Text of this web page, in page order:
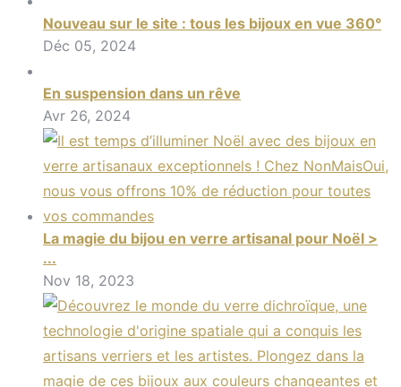
Nouveau sur le site : tous les bijoux en vue 360°
Déc 05, 2024
En suspension dans un rêve
Avr 26, 2024
La magie du bijou en verre artisanal pour Noël >
...
Nov 18, 2023